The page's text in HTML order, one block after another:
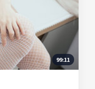
99:11